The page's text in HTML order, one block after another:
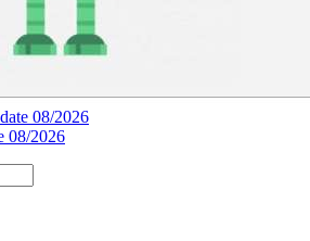
08/2026
08/2026